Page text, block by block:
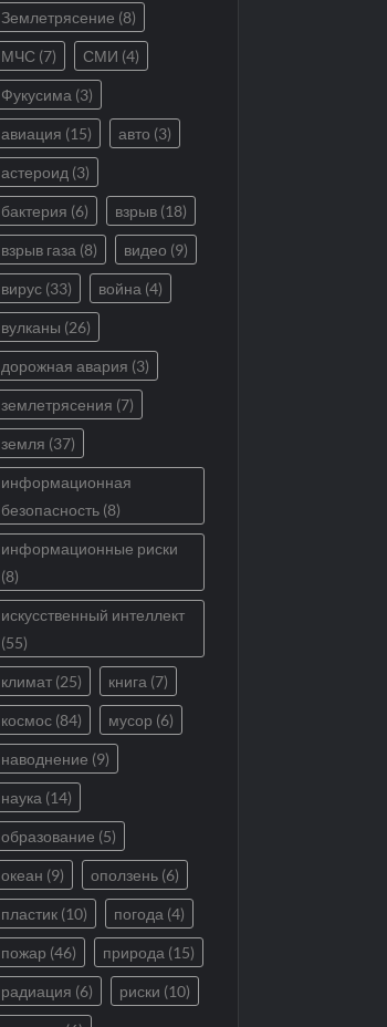
Землетрясение (8)
МЧС(7) СМИ (4)
Фукусима (3)
авиация (15) авто (3)
астероид (3)
бактерия (6) взрыв(18)
взрыв газа (8) видео (9)
вирус(33) война (4)
вулканы (26)
дорожная авария (3)
землетрясения (7)
земля (37)
информационная
безопасность(8)
информационные риски
(8)
искусственный интеллект
(55)
климат(25) книга (7)
космос(84) мусор (6)
наводнение (9)
наука (14)
образование (5)
океан (9) оползень(6)
пластик(10) погода (4)
пожар (46) природа (15)
радиация (6) риски (10)